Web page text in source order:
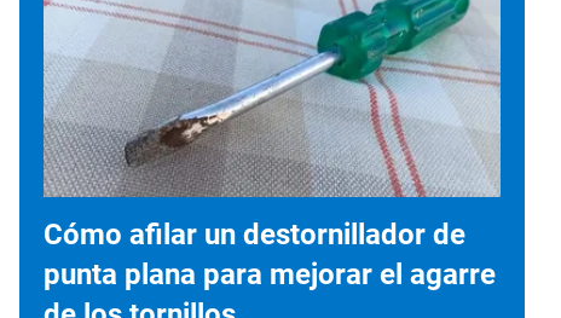
Cómo afilar un destornillador de
punta plana para mejorar el agarre